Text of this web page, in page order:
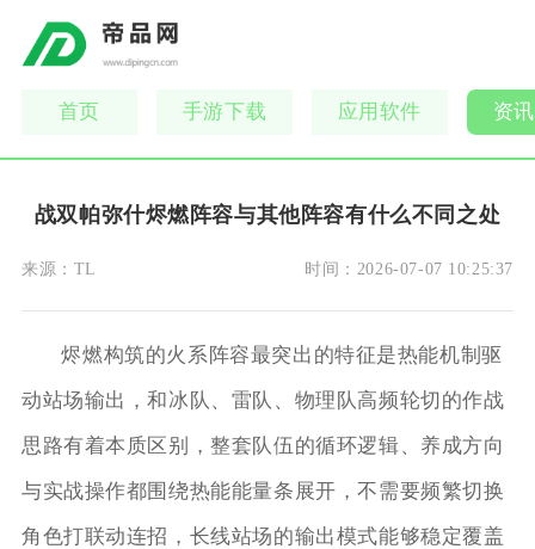
首页 手游下载 应用软件 资
战双帕弥什烬燃阵容与其他阵容有什么不同之处
来源： TL 时间： 2026-07-07 10:25:37
烬燃构筑的火系阵容最突出的特征是热能机制驱
动站场输出，和冰队、雷队、物理队高频轮切的作战
思路有着本质区别，整套队伍的循环逻辑、养成方向
与实战操作都围绕热能能量条展开，不需要频繁切换
角色打联动连招，长线站场的输出模式能够稳定覆盖